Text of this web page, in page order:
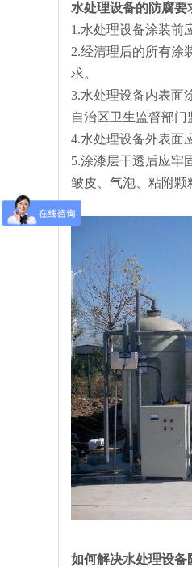
水处理设备的防腐要
1.水处理设备涂装前
2.经清理后的所有涂
求。
3.水处理设备内表面
自治区卫生监督部门
4.水处理设备外表面
5.涂漆层干透后应牢
皱皮、气泡、粘附颗
如何解决水处理设备